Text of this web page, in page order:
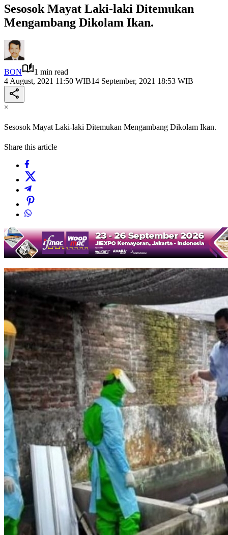
Sesosok Mayat Laki-laki Ditemukan
Mengambang Dikolam Ikan.
BON
1 min read
4 August, 2021 11:50 WIB14 September, 2021 18:53 WIB
×
Sesosok Mayat Laki-laki Ditemukan Mengambang Dikolam Ikan.
Share this article